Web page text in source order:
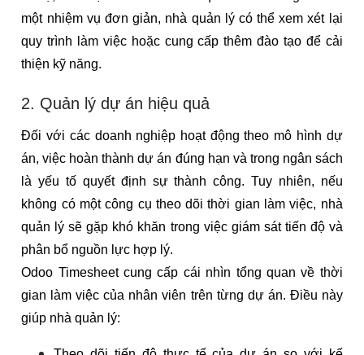
một nhiệm vụ đơn giản, nhà quản lý có thể xem xét lại
quy trình làm việc hoặc cung cấp thêm đào tạo để cải
thiện kỹ năng.
2. Quản lý dự án hiệu quả
Đối với các doanh nghiệp hoạt động theo mô hình dự
án, việc hoàn thành dự án đúng hạn và trong ngân sách
là yếu tố quyết định sự thành công. Tuy nhiên, nếu
không có một công cụ theo dõi thời gian làm việc, nhà
quản lý sẽ gặp khó khăn trong việc giám sát tiến độ và
phân bổ nguồn lực hợp lý.
Odoo Timesheet cung cấp cái nhìn tổng quan về thời
gian làm việc của nhân viên trên từng dự án. Điều này
giúp nhà quản lý: